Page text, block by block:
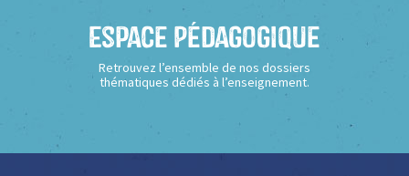
Espace Pédagogique
Retrouvez l’ensemble de nos dossiers
thématiques dédiés à l’enseignement.